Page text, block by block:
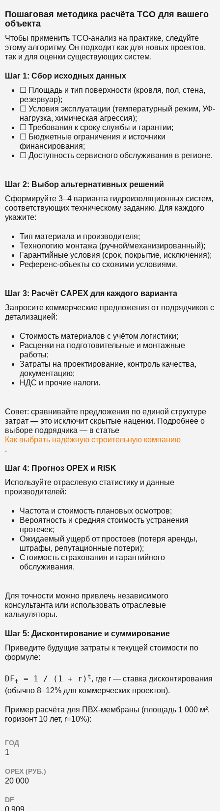
Пошаговая методика расчёта TCO для вашего
объекта
Чтобы применить TCO-анализ на практике, следуйте
этому алгоритму. Он подходит как для новых проектов,
так и для оценки существующих систем.
Шаг 1: Сбор исходных данных
☐ Площадь и тип поверхности (кровля, пол, стена,
резервуар);
☐ Условия эксплуатации (температурный режим, УФ-
нагрузка, химическая агрессия);
☐ Требования к сроку службы и гарантии;
☐ Бюджетные ограничения и источники
финансирования;
☐ Доступность сервисного обслуживания в регионе.
Шаг 2: Выбор альтернативных решений
Сформируйте 3–4 варианта гидроизоляционных систем,
соответствующих техническому заданию. Для каждого
укажите:
Тип материала и производителя;
Технологию монтажа (ручной/механизированный);
Гарантийные условия (срок, покрытие, исключения);
Референс-объекты со схожими условиями.
Шаг 3: Расчёт CAPEX для каждого варианта
Запросите коммерческие предложения от подрядчиков с
детализацией:
Стоимость материалов с учётом логистики;
Расценки на подготовительные и монтажные
работы;
Затраты на проектирование, контроль качества,
документацию;
НДС и прочие налоги.
Совет: сравнивайте предложения по единой структуре
затрат — это исключит скрытые наценки. Подробнее о
выборе подрядчика — в статье
Как выбрать надёжную строительную компанию
.
Шаг 4: Прогноз OPEX и RISK
Используйте отраслевую статистику и данные
производителей:
Частота и стоимость плановых осмотров;
Вероятность и средняя стоимость устранения
протечек;
Ожидаемый ущерб от простоев (потеря аренды,
штрафы, репутационные потери);
Стоимость страхования и гарантийного
обслуживания.
Для точности можно привлечь независимого
консультанта или использовать отраслевые
калькуляторы.
Шаг 5: Дисконтирование и суммирование
Приведите будущие затраты к текущей стоимости по
формуле:
DFt = 1 / (1 + r) t, где r — ставка дисконтирования
(обычно 8–12% для коммерческих проектов).
Пример расчёта для ПВХ-мембраны (площадь 1 000 м²,
горизонт 10 лет, r=10%):
ГОД
1
OPEX (РУБ.)
20 000
DF